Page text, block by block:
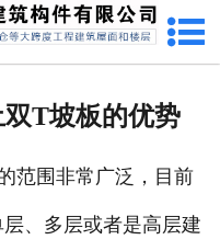
网站首页
T坡板的优势
范围非常广泛，目前
、多层或者是高层建